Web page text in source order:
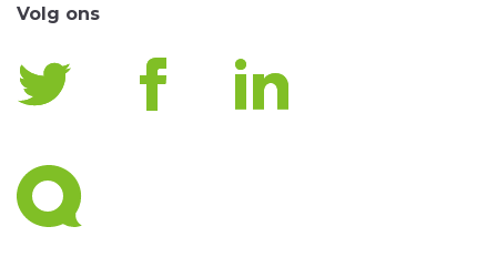
Volg ons